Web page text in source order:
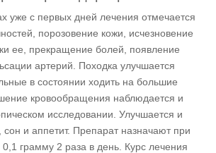
уже с первых дней лечения отмечается
порозовение кожи, исчезновение
ее, прекращение болей, появление
артерий. Походка улучшается
в состоянии ходить на большие
кровообращения наблюдается и
исследовании. Улучшается и
и аппетит. Препарат назначают при
0,1 грамму 2 раза в день. Курс лечения